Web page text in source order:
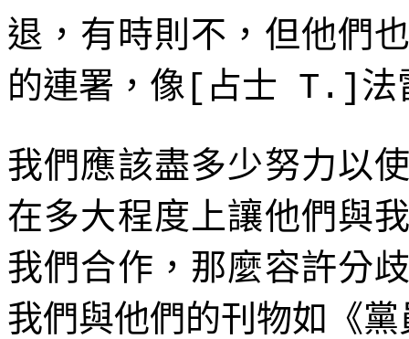
退，有時則不，但他們
的連署，像 [ 占士 T.] 法
我們應該盡多少努力以
在多大程度上讓他們與
我們合作，那麼容許分
我們與他們的刊物如《